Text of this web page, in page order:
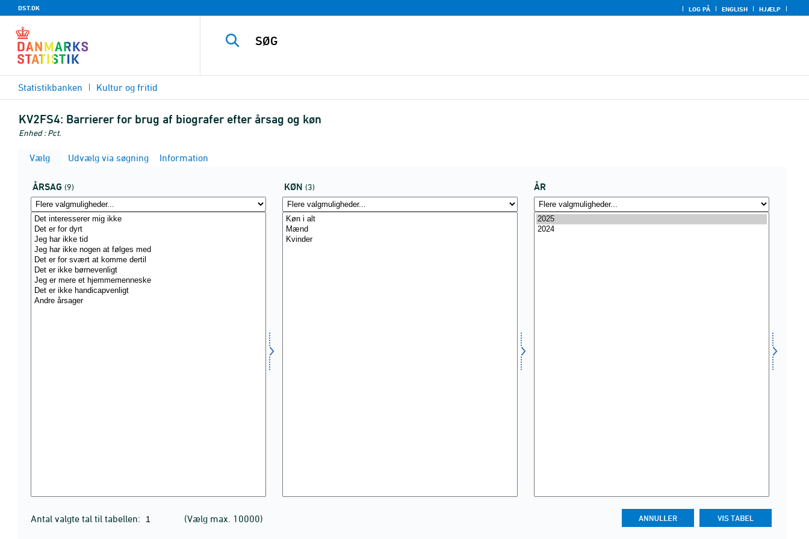
DST.DK LOG PÅ ENGLISH HJÆLP
Statistikbanken Kultur og fritid
KV2FS4: Barrierer for brug af biografer efter årsag og køn
Enhed : Pct.
Vælg Udvælg via søgning Information
ÅRSAG (9) KØN (3) ÅR
Antal valgte tal til tabellen: (Vælg max. 10000)